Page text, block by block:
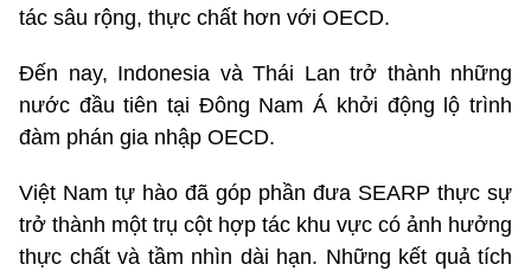
tác sâu rộng, thực chất hơn với OECD.
Đến nay, Indonesia và Thái Lan trở thành những
nước đầu tiên tại Đông Nam Á khởi động lộ trình
đàm phán gia nhập OECD.
Việt Nam tự hào đã góp phần đưa SEARP thực sự
trở thành một trụ cột hợp tác khu vực có ảnh hưởng
thực chất và tầm nhìn dài hạn. Những kết quả tích